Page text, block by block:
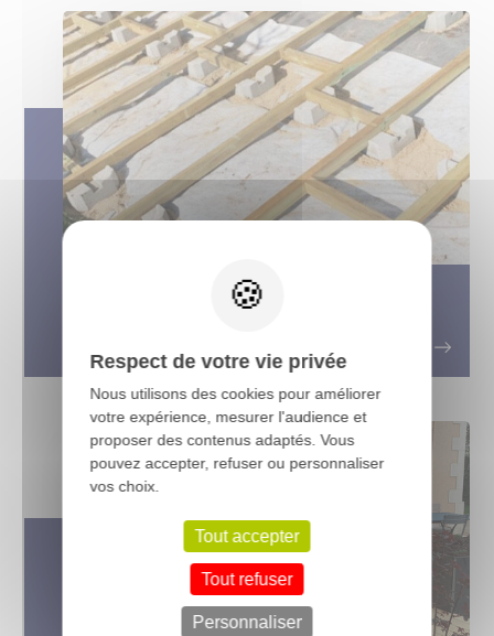
Conseils de pose : terrasse bois sur
Respect de votre vie privée
Nous utilisons des cookies pour améliorer
votre expérience, mesurer l'audience et
proposer des contenus adaptés. Vous
pouvez accepter, refuser ou personnaliser
vos choix.
Tout accepter
Tout refuser
Personnaliser